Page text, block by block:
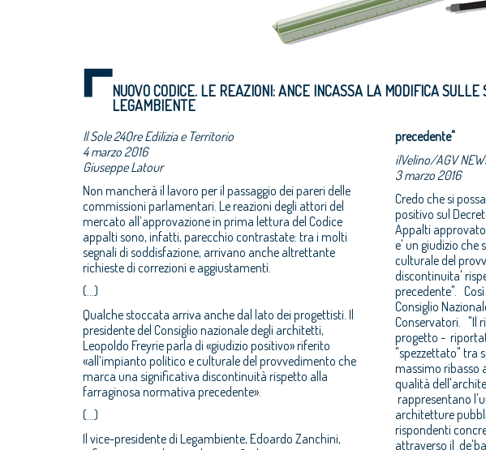
NUOVO CODICE. LE REAZIONI: ANCE INCASSA LA MODIFICA
LEGAMBIENTE
Il Sole 24Ore Edilizia e Territorio
4 marzo 2016
Giuseppe Latour
Non mancherà il lavoro per il passaggio dei pareri delle
commissioni parlamentari. Le reazioni degli attori del
mercato all’approvazione in prima lettura del Codice
appalti sono, infatti, parecchio contrastate: tra i molti
segnali di soddisfazione, arrivano anche altrettante
richieste di correzioni e aggiustamenti.
(...)
Qualche stoccata arriva anche dal lato dei progettisti. Il
presidente del Consiglio nazionale degli architetti,
Leopoldo Freyrie parla di «giudizio positivo» riferito
«all’impianto politico e culturale del provvedimento che
marca una significativa discontinuità rispetto alla
farraginosa normativa precedente».
(...)
Il vice-presidente di Legambiente, Edoardo Zanchini,
precedente"
ilVelino/AGV
3 marzo 2016
Credo che si
positivo sul
Appalti approvato
e' un giudizio che
culturale del
discontinuita'
precedente".
Consiglio
Conservatori. "Il
progetto -
"spezzettato" tra
massimo ribasso
qualità
rappresentano
architetture
rispondenti
attraverso il